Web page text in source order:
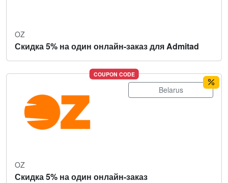
OZ
Скидка 5% на один онлайн-заказ для Admitad
COUPON CODE
Belarus
OZ
Скидка 5% на один онлайн-заказ